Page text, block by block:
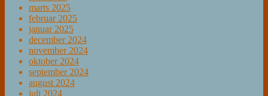
marts 2025
februar 2025
januar 2025
december 2024
november 2024
oktober 2024
september 2024
august 2024
juli 2024